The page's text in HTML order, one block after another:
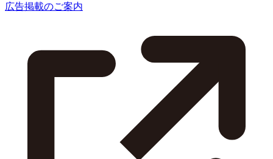
広告掲載のご案内